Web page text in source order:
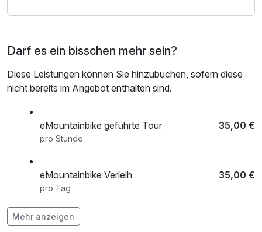
Museen der Region sind ebenso drin, wie Freizeitziele und
Eintrittspreisen. Spielen Sie mit der Sauerland Card eine
Runde PitPat an der wunderschönen Eibelkapelle in
hier über die Leistungen, die die Card im Gepäck hat.
Darf es ein bisschen mehr sein?
Diese Leistungen können Sie hinzubuchen, sofern diese
nicht bereits im Angebot enthalten sind.
eMountainbike geführte Tour 35,00 €
pro Stunde
eMountainbike Verleih 35,00 €
pro Tag
Flasche Sekt
pro Stück
Mehr anzeigen